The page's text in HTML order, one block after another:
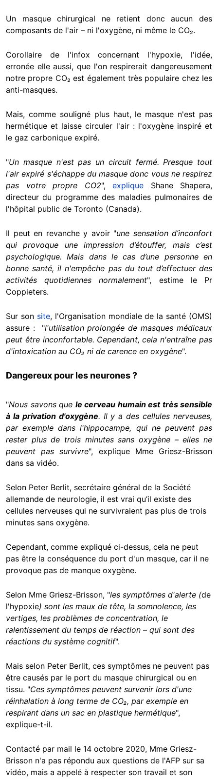
Un masque chirurgical ne retient donc aucun des
composants de l'air – ni l'oxygène, ni même le CO₂.
Corollaire de l'infox concernant l'hypoxie, l'idée,
erronée elle aussi, que l'on respirerait dangereusement
notre propre CO₂ est également très populaire chez les
anti-masques.
Mais, comme souligné plus haut, le masque n'est pas
hermétique et laisse circuler l'air : l'oxygène inspiré et
le gaz carbonique expiré.
"Un masque n'est pas un circuit fermé. Presque tout
l'air expiré s'échappe du masque donc vous ne respirez
pas votre propre CO2", explique Shane Shapera,
directeur du programme des maladies pulmonaires de
l'hôpital public de Toronto (Canada).
Il peut en revanche y avoir "une sensation d’inconfort
qui provoque une impression d’étouffer, mais c’est
psychologique. Mais dans le cas d’une personne en
bonne santé, il n'empêche pas du tout d’effectuer des
activités quotidiennes normalement", estime le Pr
Coppieters.
Sur son site, l'Organisation mondiale de la santé (OMS)
assure : "l'utilisation prolongée de masques médicaux
peut être inconfortable. Cependant, cela n'entraîne pas
d'intoxication au CO₂ ni de carence en oxygène".
Dangereux pour les neurones ?
"Nous savons que le cerveau humain est très sensible
à la privation d'oxygène. Il y a des cellules nerveuses,
par exemple dans l'hippocampe, qui ne peuvent pas
rester plus de trois minutes sans oxygène –elles ne
peuvent pas survivre", explique Mme Griesz-Brisson
dans sa vidéo.
Selon Peter Berlit, secrétaire général de la Société
allemande de neurologie, il est vrai qu’il existe des
cellules nerveuses qui ne survivraient pas plus de trois
minutes sans oxygène.
Cependant, comme expliqué ci-dessus, cela ne peut
pas être la conséquence du port d'un masque, car il ne
provoque pas de manque oxygène.
Selon Mme Griesz-Brisson, "les symptômes d'alerte (de
l'hypoxie) sont les maux de tête, la somnolence, les
vertiges, les problèmes de concentration, le
ralentissement du temps de réaction – qui sont des
réactions du système cognitif".
Mais selon Peter Berlit, ces symptômes ne peuvent pas
être causés par le port du masque chirurgical ou en
tissu. "Ces symptômes peuvent survenir lors d'une
réinhalation à long terme de CO₂, par exemple en
respirant dans un sac en plastique hermétique",
explique-t-il.
Contacté par mail le 14 octobre 2020, Mme Griesz-
Brisson n'a pas répondu aux questions de l'AFP sur sa
vidéo, mais a appelé à respecter son travail et son